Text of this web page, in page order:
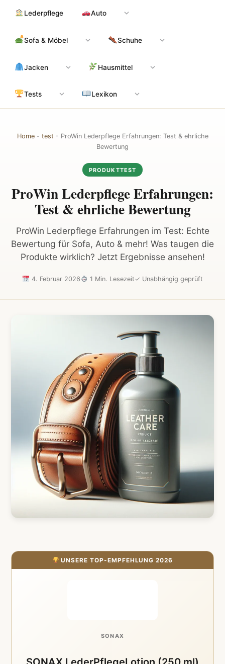
Inhalt
Lederpflege Auto
Sofa & Möbel Schuhe
Jacken Hausmittel
Tests Lexikon
Home- test - ProWin Lederpflege Erfahrungen: Test & ehrliche
Bewertung
PRODUKTTEST
ProWin Lederpflege Erfahrungen:
Test & ehrliche Bewertung
ProWin Lederpflege Erfahrungen im Test: Echte
Bewertung für Sofa, Auto & mehr! Was taugen die
Produkte wirklich? Jetzt Ergebnisse ansehen!
4. Februar 2026 1 Min. Lesezeit✓ Unabhängig geprüft
UNSERE TOP-EMPFEHLUNG 2026
SONAX